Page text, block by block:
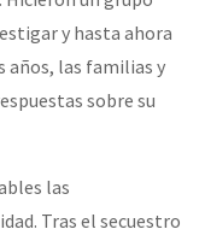
y hasta ahora
años, las familias y
sobre su
las
Tras el secuestro